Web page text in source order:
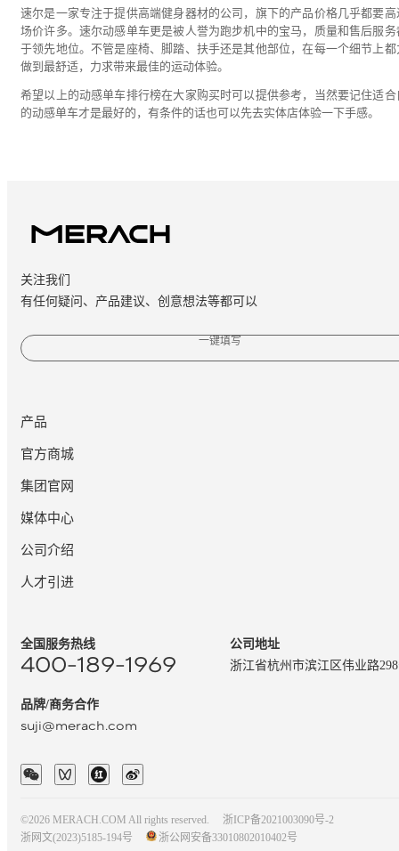
速尔是一家专注于提供高端健身器材的公司，旗下的产品价格几乎都要高
场价许多。速尔动感单车更是被人誉为跑步机中的宝马，质量和售后服务
于领先地位。不管是座椅、脚踏、扶手还是其他部位，在每一个细节上都
做到最舒适，力求带来最佳的运动体验。
希望以上的动感单车排行榜在大家购买时可以提供参考，当然要记住适合
的动感单车才是最好的，有条件的话也可以先去实体店体验一下手感。
关注我们
有任何疑问、产品建议、创意想法等都可以
一键填写
产品
官方商城
集团官网
媒体中心
公司介绍
人才引进
全国服务热线
400-189-1969
品牌/商务合作
suji@merach.com
公司地址
浙江省杭州市滨江区伟业路
©2026 MERACH.COM All rights reserved.
浙ICP备2021003090号-2
浙网文(2023)5185-194号
浙公网安备33010802010402号